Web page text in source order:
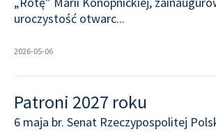
uroczystość otwarc...
2026-05-06
Patroni 2027 roku
6 maja br. Senat Rzeczypospolitej